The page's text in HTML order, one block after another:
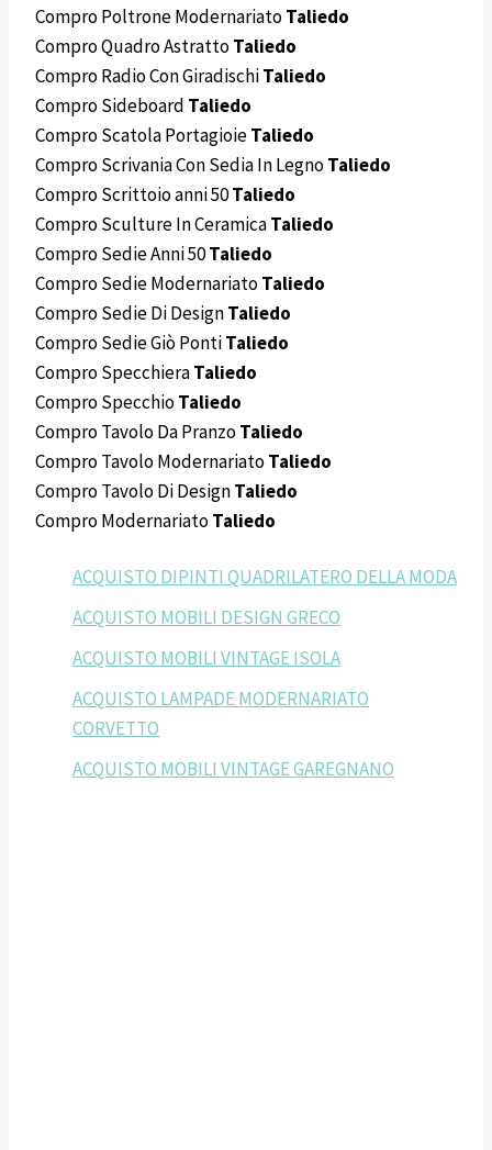
Compro Poltrone ModernariatoTaliedo
Compro Quadro AstrattoTaliedo
Compro Radio Con GiradischiTaliedo
Compro Sideboard Taliedo
Compro Scatola PortagioieTaliedo
Compro Scrivania Con Sedia In LegnoTaliedo
Compro Scrittoio anni 50Taliedo
Compro Sculture In CeramicaTaliedo
Compro Sedie Anni 50Taliedo
Compro Sedie ModernariatoTaliedo
Compro Sedie Di DesignTaliedo
Compro Sedie Giò PontiTaliedo
Compro SpecchieraTaliedo
Compro SpecchioTaliedo
Compro Tavolo Da PranzoTaliedo
Compro Tavolo ModernariatoTaliedo
Compro Tavolo Di DesignTaliedo
Compro ModernariatoTaliedo
ACQUISTO DIPINTI QUADRILATERO DELLA MODA
ACQUISTO MOBILI DESIGN GRECO
ACQUISTO MOBILI VINTAGE ISOLA
ACQUISTO LAMPADE MODERNARIATO
CORVETTO
ACQUISTO MOBILI VINTAGE GAREGNANO